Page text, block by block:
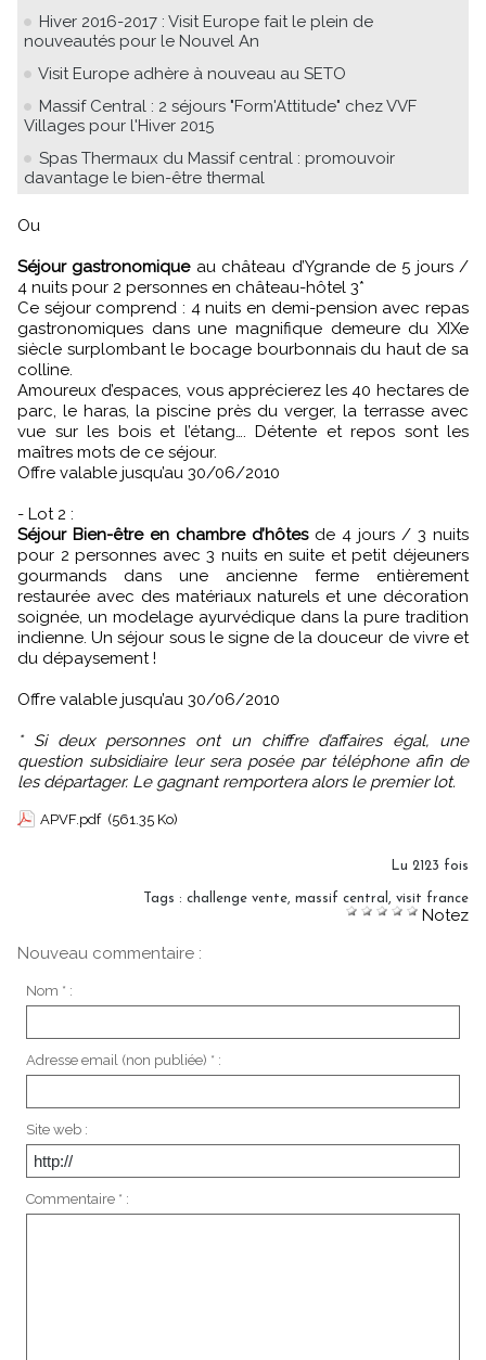
Hiver 2016-2017 : Visit Europe fait le plein de
nouveautés pour le Nouvel An
Visit Europe adhère à nouveau au SETO
Massif Central : 2 séjours "Form'Attitude" chez VVF
Villages pour l'Hiver 2015
Spas Thermaux du Massif central : promouvoir
davantage le bien-être thermal
Ou
Séjour gastronomiqueau château d’Ygrande de 5 jours /
4 nuits pour 2 personnes en château-hôtel 3*
Ce séjour comprend : 4 nuits en demi-pension avec repas
gastronomiques dans une magnifique demeure du XIXe
siècle surplombant le bocage bourbonnais du haut de sa
colline.
Amoureux d’espaces, vous apprécierez les 40 hectares de
parc, le haras, la piscine près du verger, la terrasse avec
vue sur les bois et l’étang…. Détente et repos sont les
maîtres mots de ce séjour.
Offre valable jusqu’au 30/06/2010
- Lot 2 :
Séjour Bien-être en chambre d’hôtesde 4 jours / 3 nuits
pour 2 personnes avec 3 nuits en suite et petit déjeuners
gourmands dans une ancienne ferme entièrement
restaurée avec des matériaux naturels et une décoration
soignée, un modelage ayurvédique dans la pure tradition
indienne. Un séjour sous le signe de la douceur de vivre et
du dépaysement !
Offre valable jusqu’au 30/06/2010
* Si deux personnes ont un chiffre d’affaires égal, une
question subsidiaire leur sera posée par téléphone afin de
les départager. Le gagnant remportera alors le premier lot.
APVF.pdf (561.35 Ko)
Lu 2123 fois
Tags : challenge vente massif central visit france
Notez
Nouveau commentaire :
Nom * :
Adresse email (non publiée) * :
Site web :
Commentaire * :